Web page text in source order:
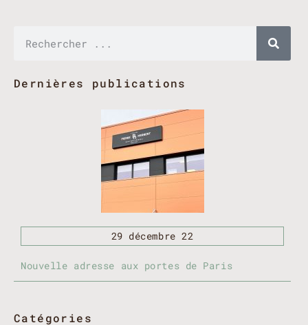
Dernières publications
29 décembre 22
Nouvelle adresse aux portes de Paris
Catégories